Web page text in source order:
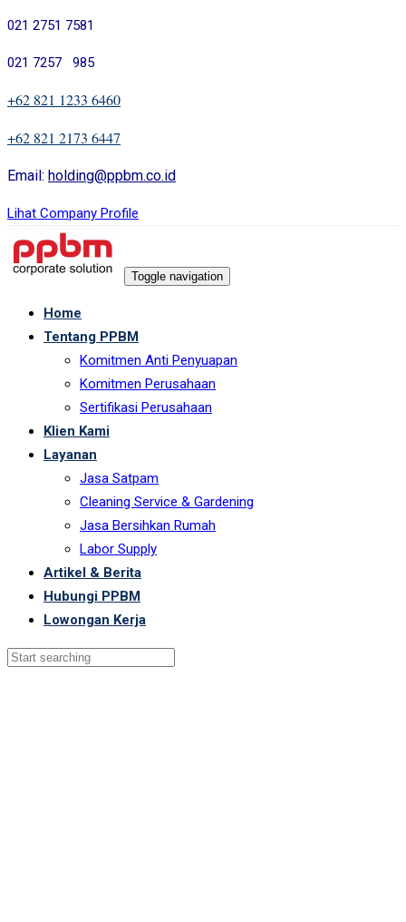
Skip
Skip
primary
navigation
to
content
021 2751 7581
021 7257 985
+62 821 1233 6460
+62 821 2173 6447
Email: holding@ppbm.co.id
Lihat Company Profile
Toggle navigation
Home
Tentang PPBM
Komitmen Anti Penyuapan
Komitmen Perusahaan
Sertifikasi Perusahaan
Klien Kami
Layanan
Jasa Satpam
Cleaning Service & Gardening
Jasa Bersihkan Rumah
Labor Supply
Artikel & Berita
Hubungi PPBM
Lowongan Kerja